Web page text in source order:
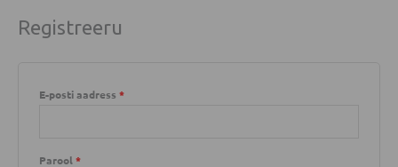
Registreeru
E-posti aadress *
Parool*